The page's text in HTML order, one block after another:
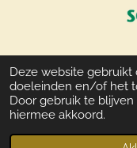
Deze website
doeleinden en/of het
Door gebruik te
hiermee akkoord.
© 2009 - 2026